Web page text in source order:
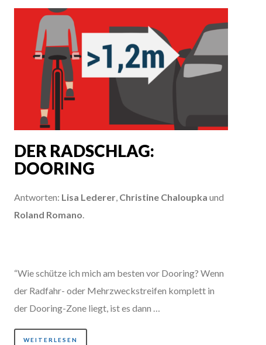
DER RADSCHLAG:
DOORING
Antworten: Lisa Lederer, Christine Chaloupka und
Roland Romano.
“Wie schütze ich mich am besten vor Dooring? Wenn
der Radfahr- oder Mehrzweckstreifen komplett in
der Dooring-Zone liegt, ist es dann …
WEITERLESEN